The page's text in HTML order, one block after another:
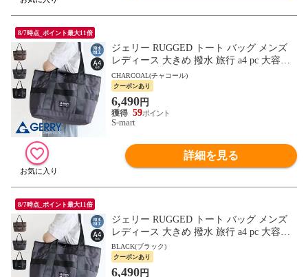
8/7時点_ポイント最大11倍
ジェリー RUGGED トート バッグ メンズ
レディース 大きめ 撥水 旅行 a4 pc 大容量
ブランド 鞄 大人 ミリタリー 軽量 頑丈 お
しゃれ r2186 gerry
CHARCOAL(チャコール)
クーポンあり
6,490円
59
S-mart
詳細を見る
8/7時点_ポイント最大11倍
ジェリー RUGGED トート バッグ メンズ
レディース 大きめ 撥水 旅行 a4 pc 大容量
ブランド 鞄 大人 ミリタリー 軽量 頑丈 お
しゃれ r2186 gerry
BLACK(ブラック)
クーポンあり
6,490円